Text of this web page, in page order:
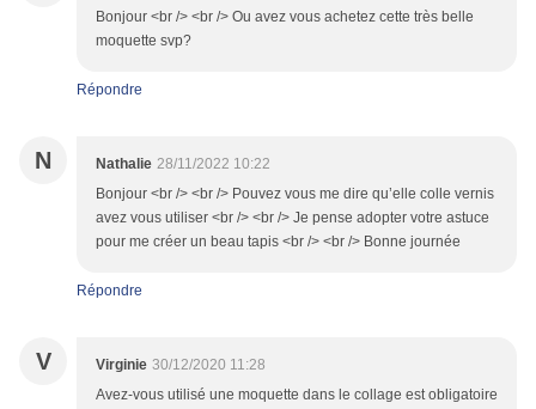
Bonjour <br /> <br /> Ou avez vous achetez cette très belle
moquette svp?
Répondre
N Nathalie 28/11/2022 10:22
Bonjour <br /> <br /> Pouvez vous me dire qu’elle colle vernis
avez vous utiliser <br /> <br /> Je pense adopter votre astuce
pour me créer un beau tapis <br /> <br /> Bonne journée
Répondre
V Virginie 30/12/2020 11:28
Avez-vous utilisé une moquette dans le collage est obligatoire